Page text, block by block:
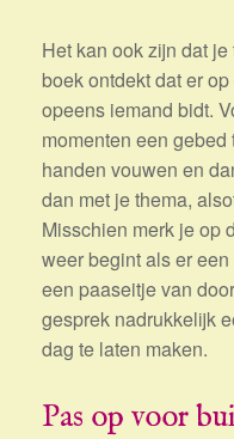
Het kan ook zijn dat
boek ontdekt dat er
opeens iemand bidt.
momenten een
handen vouwen en
dan met je thema,
Misschien merk je op
weer begint als er
een paaseitje van
gesprek nadrukkelijk
dag te laten maken.
Pas op voor